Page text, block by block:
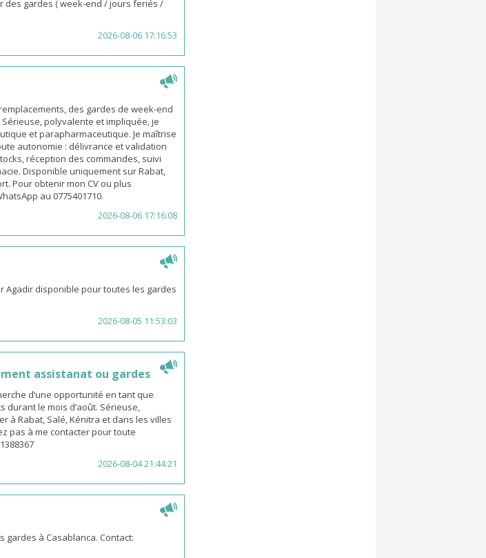
gardes ( week-end / jours feriés /
2026-08-06 17:16:53
des gardes de week-end
polyvalente et impliquée, je
et parapharmaceutique. Je maîtrise
autonomie : délivrance et validation
réception des commandes, suivi
Disponible uniquement sur Rabat,
Pour obtenir mon CV ou plus
au 0775401710.
2026-08-06 17:16:08
Agadir disponible pour toutes les gardes
2026-08-05 11:53:03
assistanat ou gardes
d’une opportunité en tant que
le mois d’août. Sérieuse,
à Rabat, Salé, Kénitra et dans les villes
pas à me contacter pour toute
2026-08-04 21:44:21
à Casablanca. Contact: